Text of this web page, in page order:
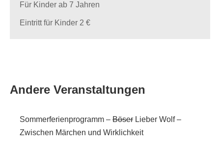
Für Kinder ab 7 Jahren
Eintritt für Kinder 2 €
Andere Veranstaltungen
Sommerferienprogramm – Böser Lieber Wolf –
Zwischen Märchen und Wirklichkeit